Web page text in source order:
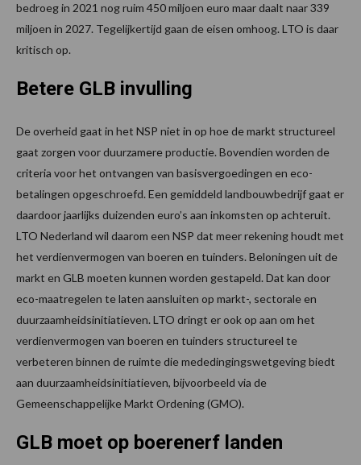
bedroeg in 2021 nog ruim 450 miljoen euro maar daalt naar 339
miljoen in 2027. Tegelijkertijd gaan de eisen omhoog. LTO is daar
kritisch op.
Betere GLB invulling
De overheid gaat in het NSP niet in op hoe de markt structureel
gaat zorgen voor duurzamere productie. Bovendien worden de
criteria voor het ontvangen van basisvergoedingen en eco-
betalingen opgeschroefd. Een gemiddeld landbouwbedrijf gaat er
daardoor jaarlijks duizenden euro’s aan inkomsten op achteruit.
LTO Nederland wil daarom een NSP dat meer rekening houdt met
het verdienvermogen van boeren en tuinders. Beloningen uit de
markt en GLB moeten kunnen worden gestapeld. Dat kan door
eco-maatregelen te laten aansluiten op markt-, sectorale en
duurzaamheidsinitiatieven. LTO dringt er ook op aan om het
verdienvermogen van boeren en tuinders structureel te
verbeteren binnen de ruimte die mededingingswetgeving biedt
aan duurzaamheidsinitiatieven, bijvoorbeeld via de
Gemeenschappelijke Markt Ordening (GMO).
GLB moet op boerenerf landen